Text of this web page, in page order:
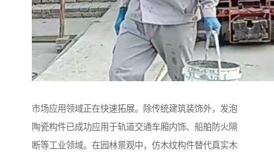
市场应用领域正在快速拓展。除传统建筑装饰外，发泡
陶瓷构件已成功应用于轨道交通车厢内饰、船舶防火隔
断等工业领域。在园林景观中，仿木纹构件替代真实木